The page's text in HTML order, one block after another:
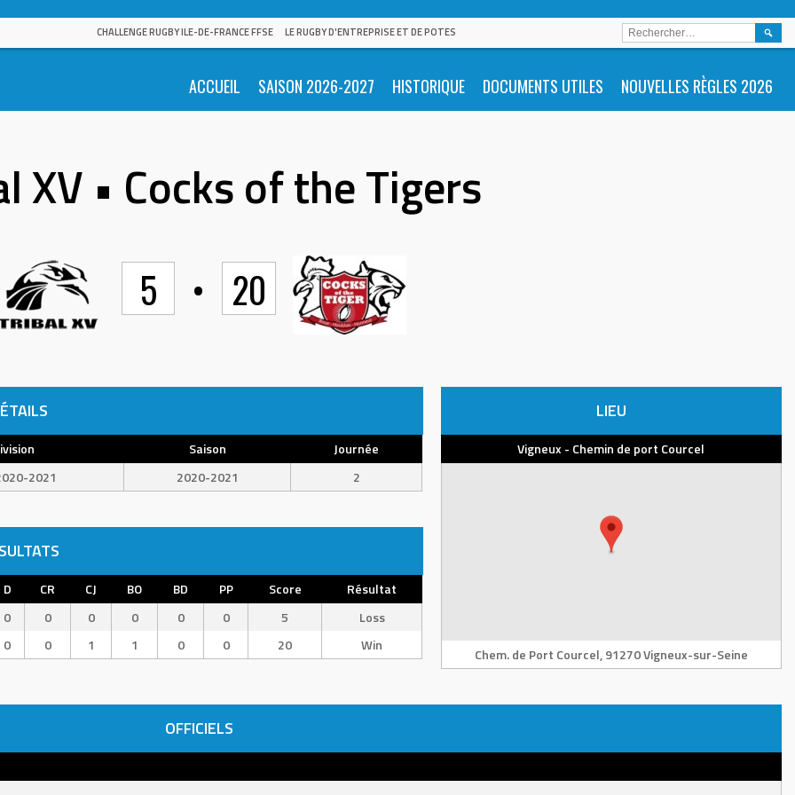
CHALLENGE RUGBY ILE-DE-FRANCE FFSE LE RUGBY D'ENTREPRISE ET DE POTES
ACCUEIL SAISON 2026-2027 HISTORIQUE DOCUMENTS UTILES NOUVELLES RÈGLES 2026
XV • Cocks of the Tigers
5 • 20
Saison
Journée
2021 2020-2021 2
LIEU
Vigneux - Chemin de port Courcel
Chem. de Port Courcel, 91270 Vigneux-sur-Seine
D CR CJ BO BD PP Score
Résultat
0 0 0 0 0 0 5
Loss
0 0 1 1 0 0 20 Win
OFFICIELS